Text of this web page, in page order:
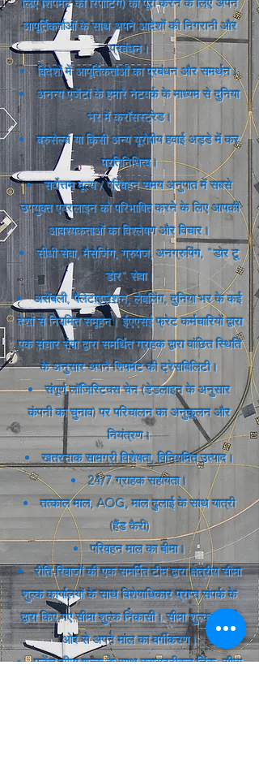
आपूर्तिकर्ताओं के साथ अपने आदेशों की निगरानी और
प्रबंधन।
विदेशों में आपूर्तिकर्ताओं का प्रबंधन और समर्थन।
अनन्य एजेंटों के हमारे नेटवर्क के माध्यम से दुनिया
भर में क्रॉसस्ट्रेड।
ब्रुसेल्स या किसी अन्य यूरोपीय हवाई अड्डे में कर
प्रतिनिधित्व।
सर्वोत्तम मूल्य / परिवहन समय अनुपात में सबसे
उपयुक्त एयरलाइन को परिभाषित करने के लिए आपकी
आवश्यकताओं का विश्लेषण और विचार।
सीधी सेवा, मैसेजिंग, ग्रुपेज, अनग्रुपिंग, "डोर टू
डोर" सेवा।
असेंबली, पैलेटाइज़ेशन, लेबलिंग, दुनिया भर के कई
देशों से नियमित समूहन। ईएएसई फ्रेट कर्मचारियों द्वारा
एक संचार सेवा द्वारा समर्थित ग्राहक द्वारा वांछित स्थिति
के अनुसार अपने शिपमेंट की ट्रेसबिलिटी।
संपूर्ण लॉजिस्टिक्स चेन (डेडलाइन के अनुसार
कंपनी का चुनाव) पर परिचालन का अनुकूलन और
नियंत्रण।
खतरनाक सामग्री विशेषता, विनियमित उत्पाद।
24/7 ग्राहक सहायता।
तत्काल माल, AOG, माल ढुलाई के साथ यात्री
(हैंड कैरी)
परिवहन माल का बीमा।
रीति-रिवाजों की एक समर्पित टीम द्वारा क्षेत्रीय सीमा
शुल्क कार्यालयों के साथ विशेषाधिकार प्राप्त संपर्क के
द्वारा किए गए सीमा शुल्क निकासी। सीमा शुल्क अपनी
ओर से अपने माल का वर्गीकरण।
फ्रेंच सीमा शुल्क के साथ कम्प्यूटरीकृत लिंक, सीमा